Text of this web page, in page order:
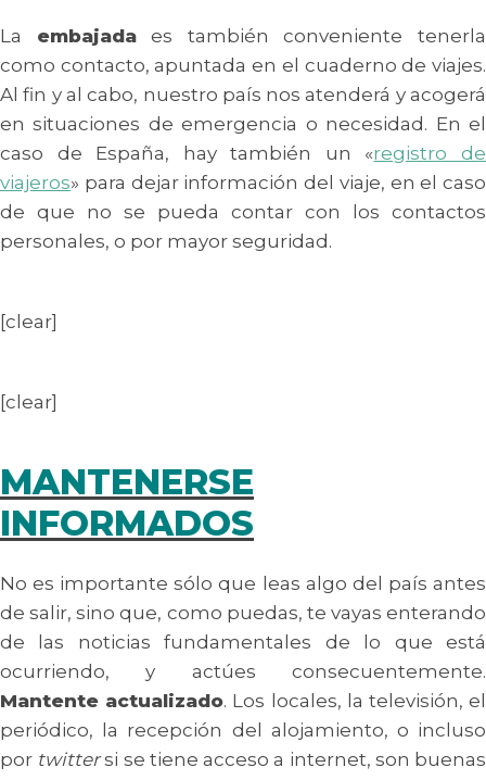
La embajadaes también conveniente tenerla
como contacto, apuntada en el cuaderno de viajes.
Al fin y al cabo, nuestro país nos atenderá y acogerá
en situaciones de emergencia o necesidad. En el
caso de España, hay también un «registro de
viajeros» para dejar información del viaje, en el caso
de que no se pueda contar con los contactos
personales, o por mayor seguridad.
[clear]
[clear]
MANTENERSE
INFORMADOS
No es importante sólo que leas algo del país antes
de salir, sino que, como puedas, te vayas enterando
de las noticias fundamentales de lo que está
ocurriendo, y actúes consecuentemente.
Mantente actualizado. Los locales, la televisión, el
periódico, la recepción del alojamiento, o incluso
por twittersi se tiene acceso a internet, son buenas